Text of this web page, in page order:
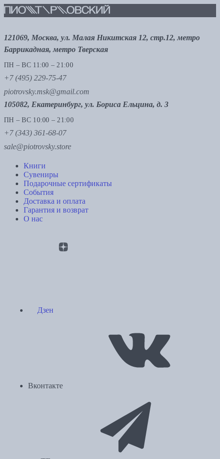
121069, Москва, ул. Малая Никитская 12, стр.12, метро
Баррикадная, метро Тверская
ПН – ВС 11:00 – 21:00
+7 (495) 229-75-47
piotrovsky.msk@gmail.com
105082, Екатеринбург, ул. Бориса Ельцина, д. 3
ПН – ВС 10:00 – 21:00
+7 (343) 361-68-07
sale@piotrovsky.store
Книги
Сувениры
Подарочные сертификаты
События
Доставка и оплата
Гарантия и возврат
О нас
Дзен
Вконтакте